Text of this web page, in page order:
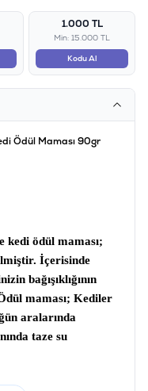
1.000 TL
Min: 15.000 TL
Kodu Al
Ödül Maması 90gr
kedi ödül maması;
İçerisinde
bağışıklığının
maması; Kediler
aralarında
taze su